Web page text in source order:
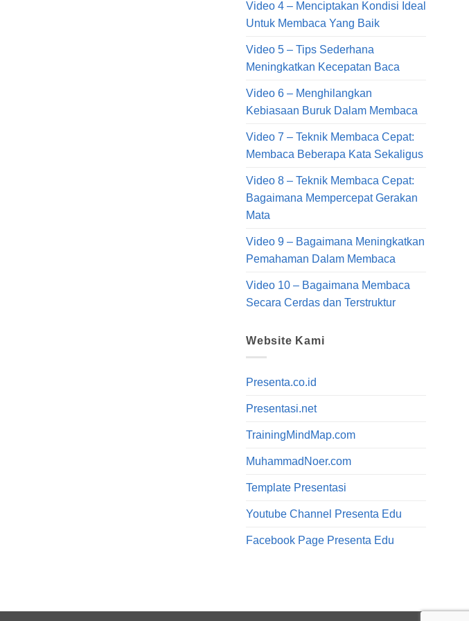
Video 4 – Menciptakan Kondisi Ideal
Untuk Membaca Yang Baik
Video 5 – Tips Sederhana
Meningkatkan Kecepatan Baca
Video 6 – Menghilangkan
Kebiasaan Buruk Dalam Membaca
Video 7 – Teknik Membaca Cepat:
Membaca Beberapa Kata Sekaligus
Video 8 – Teknik Membaca Cepat:
Bagaimana Mempercepat Gerakan
Mata
Video 9 – Bagaimana Meningkatkan
Pemahaman Dalam Membaca
Video 10 – Bagaimana Membaca
Secara Cerdas dan Terstruktur
Website Kami
Presenta.co.id
Presentasi.net
TrainingMindMap.com
MuhammadNoer.com
Template Presentasi
Youtube Channel Presenta Edu
Facebook Page Presenta Edu